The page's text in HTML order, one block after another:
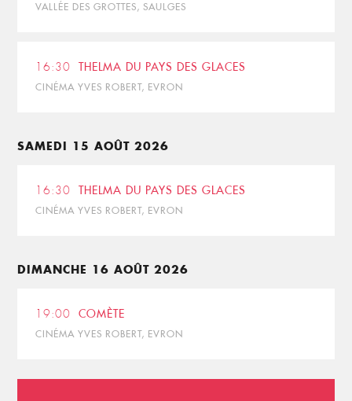
VALLÉE DES GROTTES, SAULGES
16:30 THELMA DU PAYS DES GLACES
CINÉMA YVES ROBERT, EVRON
SAMEDI 15 AOÛT 2026
16:30 THELMA DU PAYS DES GLACES
CINÉMA YVES ROBERT, EVRON
DIMANCHE 16 AOÛT 2026
19:00 COMÈTE
CINÉMA YVES ROBERT, EVRON